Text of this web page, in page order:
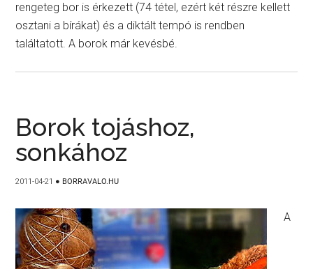
rengeteg bor is érkezett (74 tétel, ezért két részre kellett
osztani a bírákat) és a diktált tempó is rendben
találtatott. A borok már kevésbé.
Borok tojáshoz,
sonkához
2011-04-21 ● BORRAVALO.HU
A